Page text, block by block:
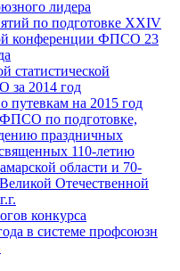
лидера
по подготовке XXIV
конференции ФПСО 23
статистической
за 2014 год
путевкам на 2015 год
по подготовке,
праздничных
110-летию
области и 70-
Отечественной
конкурса
в системе профсоюзн